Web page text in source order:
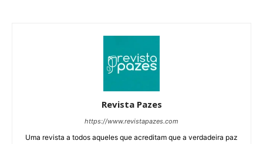
Revista Pazes
https://www.revistapazes.com
Uma revista a todos aqueles que acreditam que a verdadeira paz